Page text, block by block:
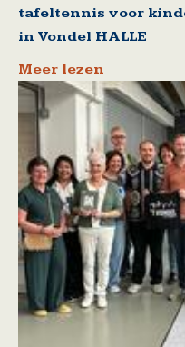
tafeltennis voor
in Vondel HALLE
Meer lezen